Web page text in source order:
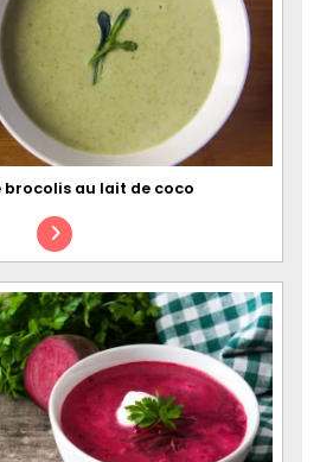
brocolis au lait de coco